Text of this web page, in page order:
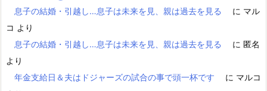
息子の結婚・引越し…息子は未来を見、親は過去を見る
に マル
コ より
息子の結婚・引越し…息子は未来を見、親は過去を見る
に 匿名
より
年金支給日＆夫はドジャーズの試合の事で頭一杯です
に マルコ